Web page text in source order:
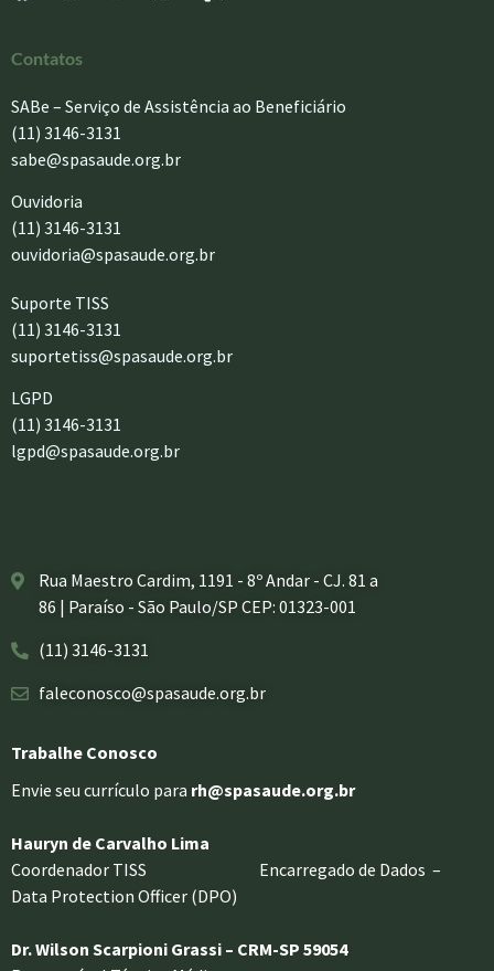
Contatos
SABe – Serviço de Assistência ao Beneficiário
(11) 3146-3131
sabe@spasaude.org.br
Ouvidoria
(11) 3146-3131
ouvidoria@spasaude.org.br
Suporte TISS
(11) 3146-3131
suportetiss@spasaude.org.br
LGPD
(11) 3146-3131
lgpd@spasaude.org.br
Rua Maestro Cardim, 1191 - 8º Andar - CJ. 81 a
86 | Paraíso - São Paulo/SP CEP: 01323-001
(11) 3146-3131
faleconosco@spasaude.org.br
Trabalhe Conosco
Envie seu currículo para rh@spasaude.org.br
Hauryn de Carvalho Lima
Coordenador TISS Encarregado de Dados –
Data Protection Officer (DPO)
Dr. Wilson Scarpioni Grassi – CRM-SP 59054